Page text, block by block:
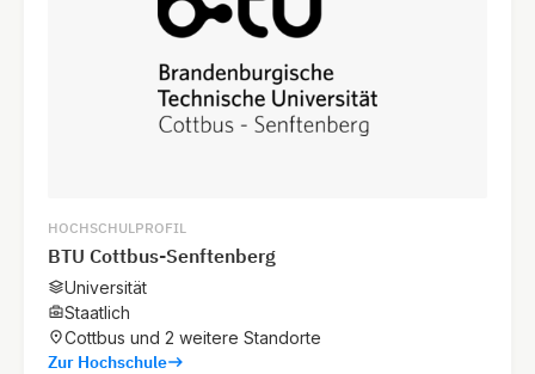
HOCHSCHULPROFIL
BTU Cottbus-Senftenberg
Universität
Staatlich
Cottbus und 2 weitere Standorte
Zur Hochschule